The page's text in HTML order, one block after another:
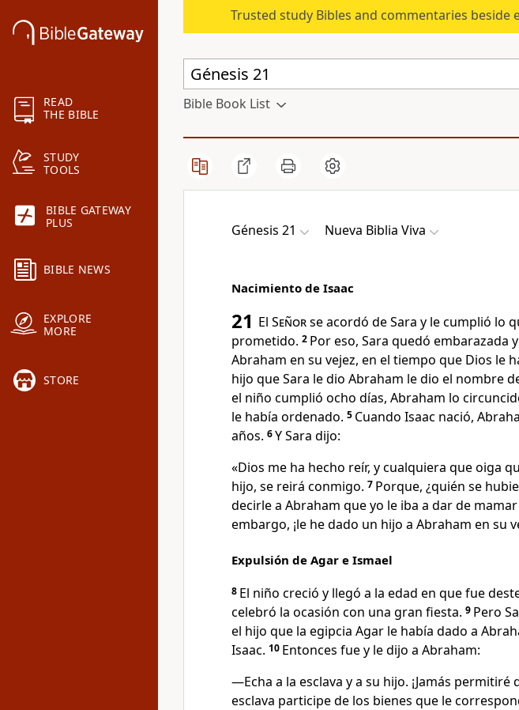
READ
THE BIBLE
STUDY
TOOLS
BIBLE GATEWAY
PLUS
BIBLE NEWS
EXPLORE
MORE
STORE
Trusted study Bibles and commentaries beside
Bible Book List
Génesis 21 Nueva Biblia Viva
Nacimiento de Isaac
21 El Señorse acordó de Sara y le cumplió lo
prometido. 2 Por eso, Sara quedó embarazada
Abraham en su vejez, en el tiempo que Dios le
hijo que Sara le dio Abraham le dio el nombre
el niño cumplió ocho días, Abraham lo
le había ordenado. 5 Cuando Isaac nació,
años. 6Y Sara dijo:
«Dios me ha hecho reír, y cualquiera que oiga
hijo, se reirá conmigo. 7 Porque, ¿quién se
decirle a Abraham que yo le iba a dar de
embargo, ¡le he dado un hijo a Abraham en su
Expulsión de Agar e Ismael
8 El niño creció y llegó a la edad en que fue
celebró la ocasión con una gran fiesta. 9 Pero
el hijo que la egipcia Agar le había dado a
Isaac. 10 Entonces fue y le dijo a Abraham:
―Echa a la esclava y a su hijo. ¡Jamás permitiré
esclava participe de los bienes que le